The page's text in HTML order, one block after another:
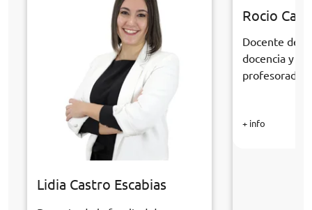
Lidia Castro Escabias
Rocio
Docente de
docencia y
profesorado
+ info